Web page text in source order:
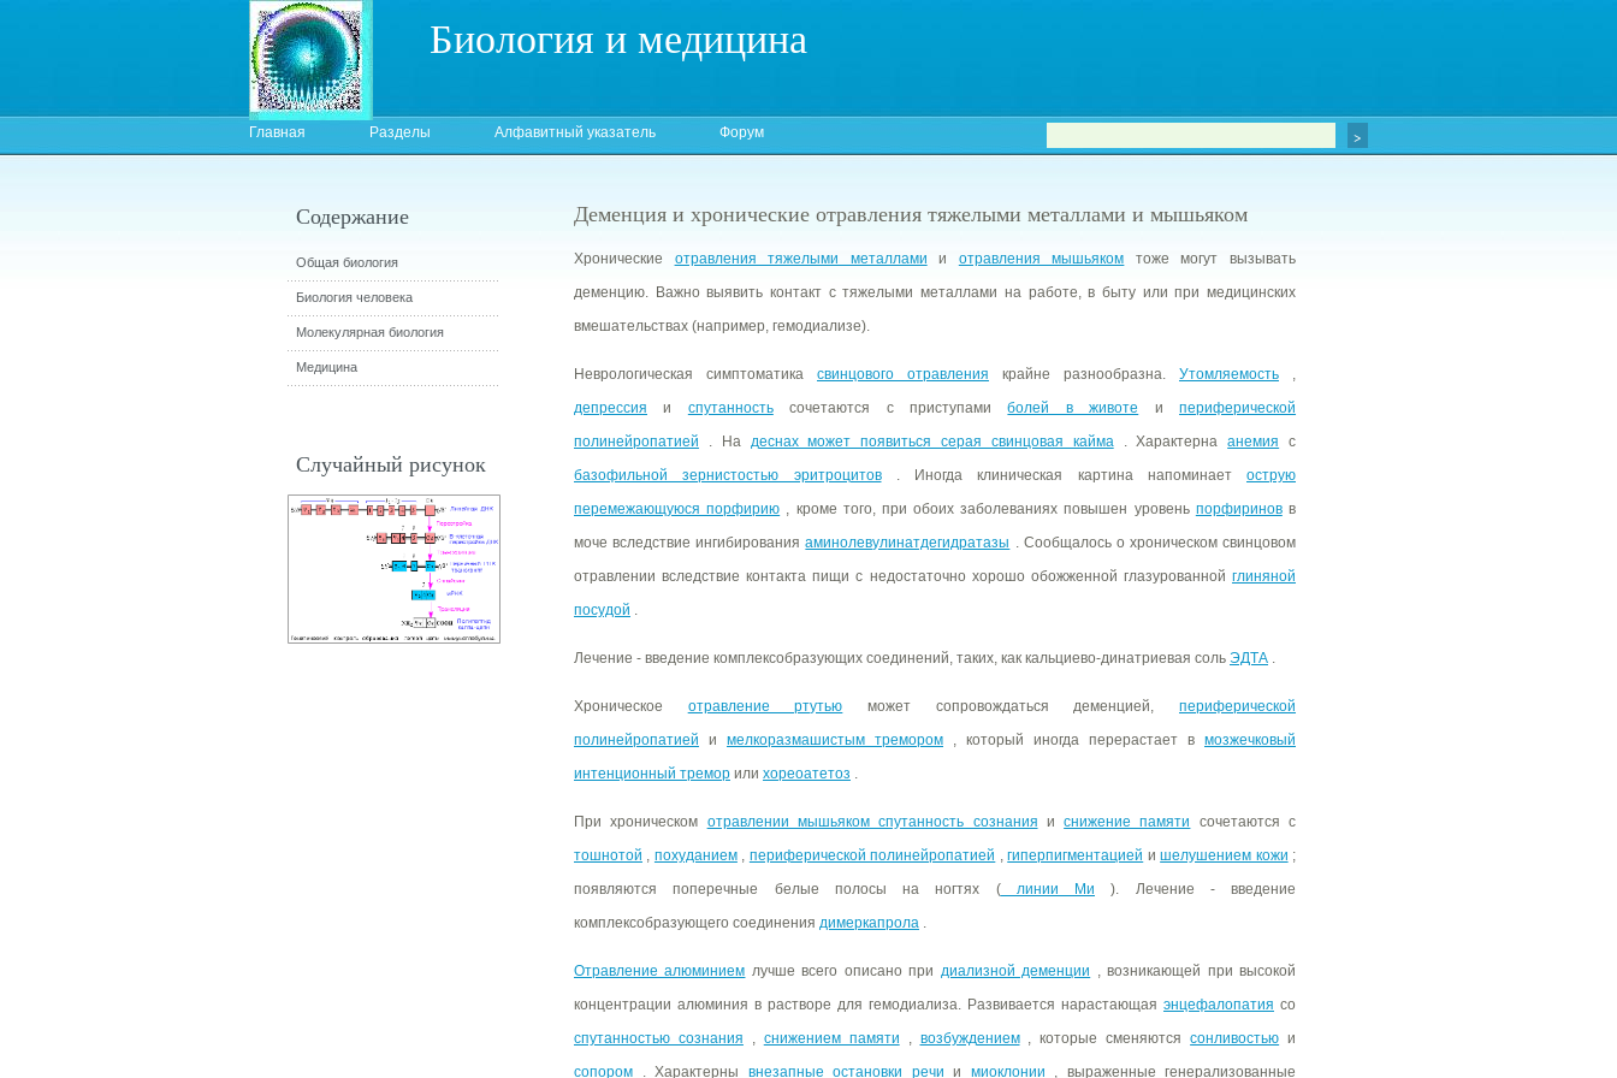
Биология и медицина
Главная Разделы Алфавитный указатель Форум
Деменция и хронические отравления тяжелыми металлами и мышьяком
Хронические отравления тяжелыми металлами и отравления мышьяком тоже могут вызывать
деменцию. Важно выявить контакт с тяжелыми металлами на работе, в быту или при медицинских
вмешательствах (например, гемодиализе).
Неврологическая симптоматика свинцового отравления крайне разнообразна. Утомляемость ,
депрессия и спутанностьсочетаются с приступамиболей в животе ипериферической
полинейропатией . На деснах может появиться серая свинцовая кайма. Характернаанемия с
базофильной зернистостью эритроцитов. Иногда клиническая картина напоминает острую
перемежающуюся порфирию , кроме того, при обоих заболеваниях повышен уровень порфириновв
моче вследствие ингибированияаминолевулинатдегидратазы . Сообщалось о хроническом свинцовом
отравлении вследствие контакта пищи с недостаточно хорошо обожженной глазурованной глиняной
посудой .
Лечение - введение комплексобразующих соединений, таких, как кальциево-динатриевая соль ЭДТА .
Хроническое отравление ртутью может сопровождаться деменцией,периферической
полинейропатией и мелкоразмашистым тремором , который иногда перерастает в мозжечковый
интенционный тремор или хореоатетоз .
При хроническом отравлении мышьякомспутанность сознания иснижение памяти
сочетаются с
тошнотой , похуданием, периферической полинейропатией ,гиперпигментацией ишелушением кожи ;
появляются поперечные белые полосы на ногтях (линии Ми ). Лечение - введение
комплексобразующего соединения димеркапрола .
Отравление алюминием лучше всего описано при диализной деменции , возникающей при высокой
концентрации алюминия в растворе для гемодиализа. Развивается нарастающая энцефалопатия со
спутанностью сознания , снижением памяти , возбуждением, которые сменяютсясонливостью и
сопором . Характерны внезапные остановки речи и миоклонии , выраженные генерализованные
Содержание
Общая биология
Биология человека
Молекулярная биология
Медицина
Случайный рисунок